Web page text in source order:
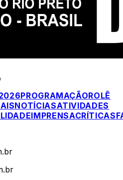
PROGRAMAÇÃOROLÊ
NOTÍCIASATIVIDADES
IMPRENSACRÍTICAS